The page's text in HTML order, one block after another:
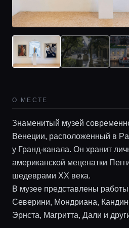
Главная
О МЕСТЕ
Знаменитый музей
Венеции, расположенный в
у Гранд-канала. Он хранит
американской меценатки
шедеврами XX века.
В музее представлены
Северини, Мондриана,
Эрнста, Магритта, Дали и